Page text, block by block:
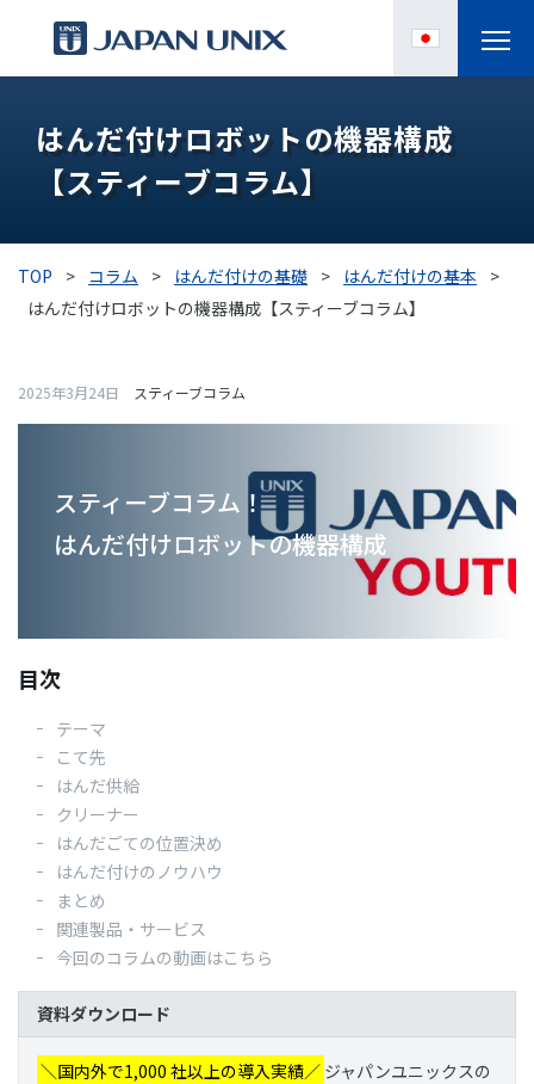
IPC
導入事例
各種サポート
03-3588-0551
はんだ付けロボットの機器構成
【スティーブコラム】
TOP > コラム > はんだ付けの基礎 > はんだ付けの基本
>
はんだ付けロボットの機器構成【スティーブコラム】
2025年3月24日 スティーブコラム
スティーブコラム！
はんだ付けロボットの機器構成
目次
テーマ
こて先
はんだ供給
クリーナー
はんだごての位置決め
はんだ付けのノウハウ
まとめ
関連製品・サービス
今回のコラムの動画はこちら
資料ダウンロード
＼国内外で1,000 社以上の導入実績／ ジャパンユニックスの